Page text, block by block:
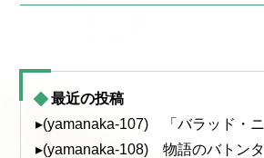
最近の投稿
▸(yamanaka-107) 「バラッド・ニ
▸(yamanaka-108) 物語のバトン